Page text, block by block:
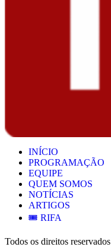
INÍCIO
PROGRAMAÇÃO
EQUIPE
QUEM SOMOS
NOTÍCIAS
ARTIGOS
🎟️ RIFA
Todos os direitos reservados